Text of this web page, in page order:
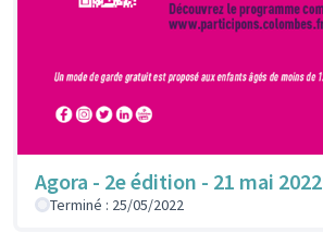
Agora - 2e édition - 21 mai 2022
Terminé : 25/05/2022